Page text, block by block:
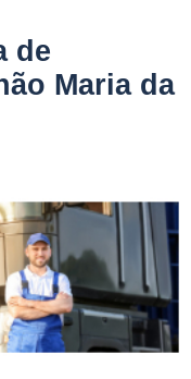
de
Maria da